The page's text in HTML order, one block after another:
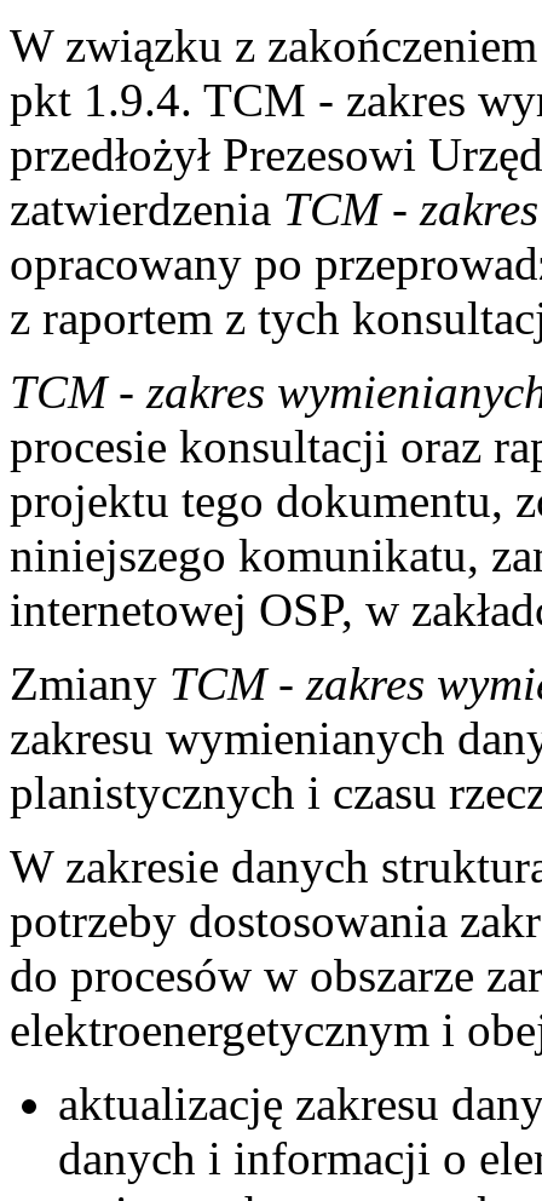
W związku z
pkt 1.9.4. TCM - zakres
przedłożył Prezesowi
zatwierdzenia TCM -
opracowany po
z raportem z tych
TCM - zakres
procesie konsultacji oraz
projektu tego dokumentu,
niniejszego komunikatu,
internetowej OSP, w
Zmiany TCM - zakres
zakresu wymienianych
planistycznych i czasu
W zakresie danych
potrzeby dostosowania
do procesów w obszarze
elektroenergetycznym i
aktualizację zakresu
danych i informacji o